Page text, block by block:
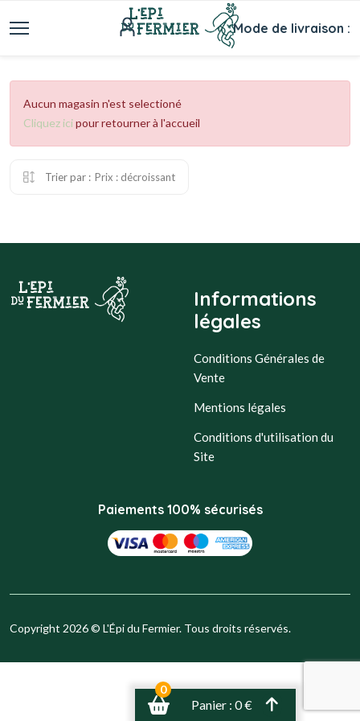
Mode de livraison :
Aucun magasin n'est selectioné
Cliquez icipour retourner à l'accueil
Trier par : Prix : décroissant
0
Panier : 0 €
Informations
légales
Conditions Générales de
Vente
Mentions légales
Conditions d'utilisation du
Site
Paiements 100% sécurisés
Copyright 2026 © L'Épi du Fermier. Tous droits réservés.